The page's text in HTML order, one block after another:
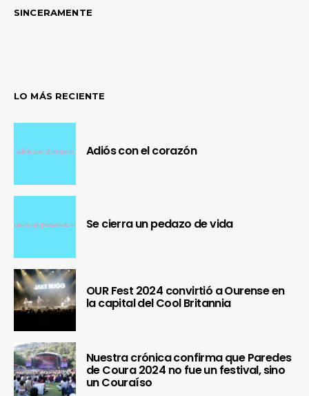
SINCERAMENTE
LO MÁS RECIENTE
Adiós con el corazón
Se cierra un pedazo de vida
OUR Fest 2024 convirtió a Ourense en
la capital del Cool Britannia
Nuestra crónica confirma que Paredes
de Coura 2024 no fue un festival, sino
un Couraíso